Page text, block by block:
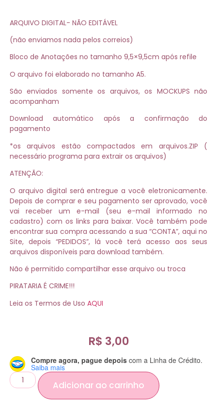
ARQUIVO DIGITAL- NÃO EDITÁVEL
(não enviamos nada pelos correios)
Bloco de Anotações no tamanho 9,5×9,5cm após refile
O arquivo foi elaborado no tamanho A5.
São enviados somente os arquivos, os MOCKUPS não
acompanham
Download automático após a confirmação do
pagamento
*os arquivos estão compactados em arquivos.ZIP (
necessário programa para extrair os arquivos)
ATENÇÃO:
O arquivo digital será entregue a você eletronicamente.
Depois de comprar e seu pagamento ser aprovado, você
vai receber um e-mail (seu e-mail informado no
cadastro) com os links para baixar. Você também pode
encontrar sua compra acessando a sua “CONTA”, aqui no
Site, depois “PEDIDOS”, lá você terá acesso aos seus
arquivos disponíveis para download também.
Não é permitido compartilhar esse arquivo ou troca
PIRATARIA É CRIME!!!
Leia os Termos de Uso AQUI
R$ 3,00
Compre agora, pague depois com a Linha de Crédito.
Saiba mais
Adicionar ao carrinho